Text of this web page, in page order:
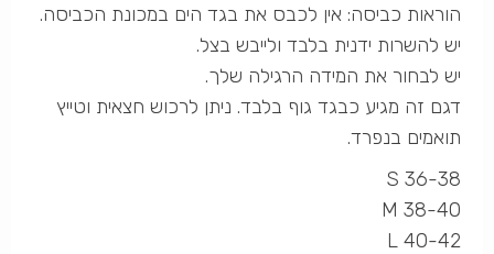
הוראות כביסה: אין לכבס את בגד הים במכונת הכביסה.
יש להשרות ידנית בלבד ולייבש בצל.
יש לבחור את המידה הרגילה שלך.
דגם זה מגיע כבגד גוף בלבד. ניתן לרכוש חצאית וטייץ
תואמים בנפרד.
S 36-38
M 38-40
L 40-42